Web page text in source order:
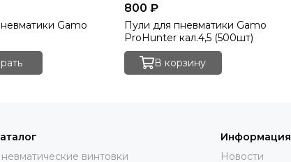
Gamo
800 ₽
Пули для пневматики Gamo
ProHunter кал.4,5 (500шт)
В корзину
винтовки
Информация
Новости